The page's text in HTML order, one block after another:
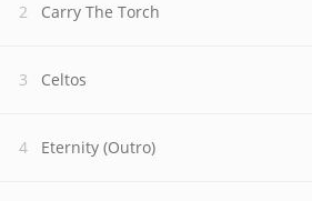
Carry The Torch
Celtos
Eternity (Outro)